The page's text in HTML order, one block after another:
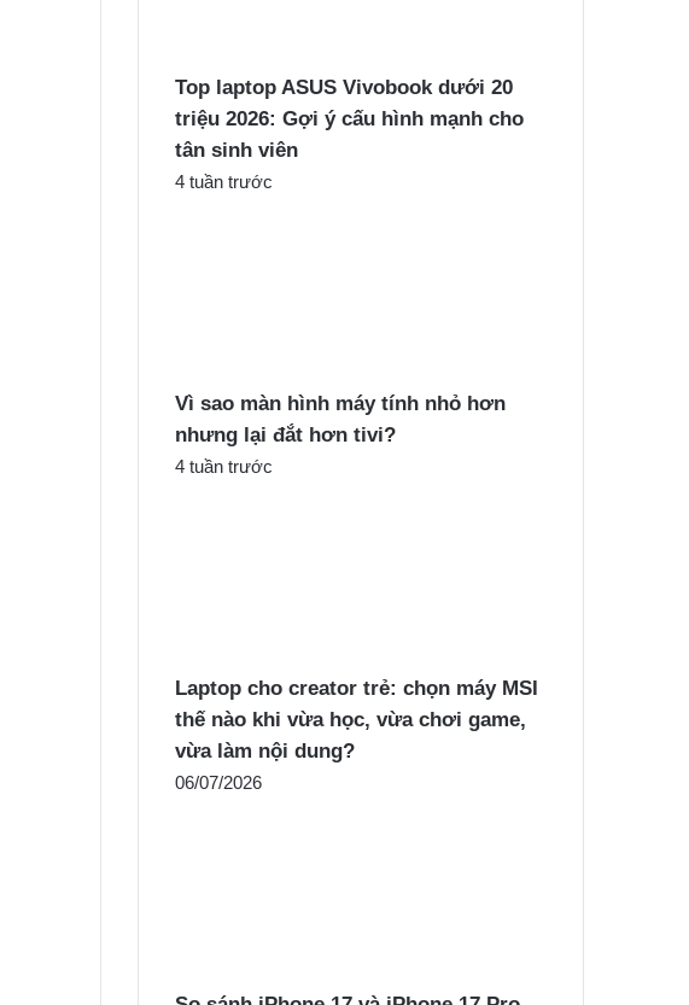
Top laptop ASUS Vivobook dưới 20
triệu 2026: Gợi ý cấu hình mạnh cho
tân sinh viên
4 tuần trước
Vì sao màn hình máy tính nhỏ hơn
nhưng lại đắt hơn tivi?
4 tuần trước
Laptop cho creator trẻ: chọn máy MSI
thế nào khi vừa học, vừa chơi game,
vừa làm nội dung?
06/07/2026